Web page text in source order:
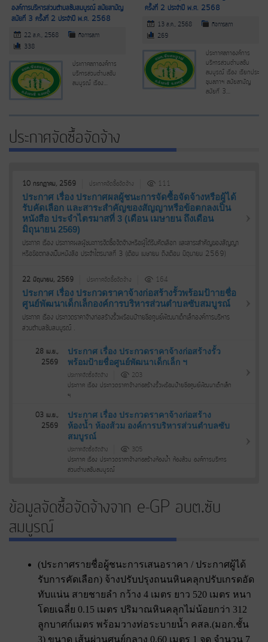
องค์การบริหารส่วนตำบลซับสมบูรณ์ สมัยสามัญ
สมัยที่ 3 ครั้งที่ 2 ประจำปี พ.ศ. 2568
22 ส.ค., 2568
กิจการสภา
338
ประกาศสภาองค์การ
บริหารส่วนตำบลซับ
สมบูรณ์ เรื่อง…
ครั้งที่ 2 ประจำปี พ.ศ. 2568
13 ส.ค., 2568
กิจการสภา
269
ประกาศสภาองค์การ
บริหารส่วนตำบลซับ
สมบูรณ์ เรื่อง เรียกประ
ชุมสภาฯ สมัยสามัญ
สมัยที่ 3…
ประกาศจัดซื้อจัดจ้าง
10 กรกฎาคม, 2569 ประกาศจัดซื้อจัดจ้าง 111
ประกาศ เรื่อง ประกาศผลผู้ชนะการจัดซื้อจัดจ้างหรือผู้ได้
รับคัดเลือก และสาระสำคัญของสัญญาหรือข้อตกลงเป็น
หนังสือ ประจำไตรมาสที่ 3 (เดือน เมษายน ถึงเดือน
มิถุนายน 2569)
ประกาศ เรื่อง ประกาศผลผู้ชนะการจัดซื้อจัดจ้างหรือผู้ได้รับคัดเลือก และสาระสำคัญของสัญญา
หรือข้อตกลงเป็นหนังสือ ประจำไตรมาสที่ 3 (เดือน เมษายน ถึงเดือน มิถุนายน 2569)
22 มิถุนายน, 2569 ประกาศจัดซื้อจัดจ้าง 164
ประกาศ เรื่อง ประกวดราคาจ้างก่อสร้างรั้วพร้อมป้าายชื่อ
ศูนย์พัฒนาเด็กเล็กองค์การบริหารส่วนตำบลซับสมบูรณ์
ประกาศ เรื่อง ประกวดราคาจ้างก่อสร้างรั้วพร้อมป้าายชื่อศูนย์พัฒนาเด็กเล็กองค์การบริหาร
ส่วนตำบลซับสมบูรณ์ .
28 เม.ย.,
2569
ประกาศ เรื่อง ประกวดราคาจ้างก่อสร้างรั้ว
พร้อมป้ายชื่อศูนย์พัฒนาเด็กเล็ก ฯ
ประกาศจัดซื้อจัดจ้าง 203
ประกาศ เรื่อง ประกวดราคาจ้างก่อสร้างรั้วพร้อมป้ายชื่อศูนย์พัฒนาเด็กเล็ก
ฯ
03 เม.ย.,
2569
ประกาศ เรื่อง ประกวดราคาจ้างก่อสร้าง
ห้องน้ำ ห้องส้วม องค์การบริหารส่วนตำบลซับ
สมบูรณ์
ประกาศจัดซื้อจัดจ้าง 305
ประกาศ เรื่อง ประกวดราคาจ้างก่อสร้างห้องน้ำ ห้องส้วม องค์การบริหาร
ส่วนตำบลซับสมบูรณ์
ข้อมูลจัดซื้อจัดจ้างจาก e-GP อบต.ซับ
สมบูรณ์